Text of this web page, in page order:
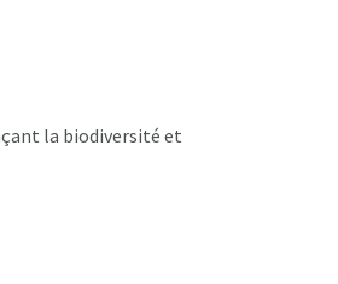
la biodiversité et